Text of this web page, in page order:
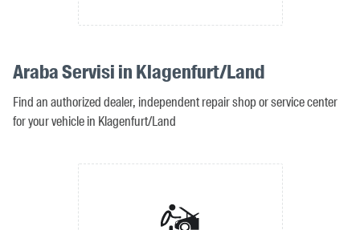
Araba Servisi in Klagenfurt/Land
Find an authorized dealer, independent repair shop or service center
for your vehicle in Klagenfurt/Land